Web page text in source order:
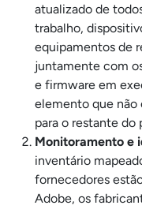
atualizado de
trabalho,
equipamentos de
juntamente com
e firmware em
elemento que não
para o restante do
Monitoramento e
inventário
fornecedores
Adobe, os